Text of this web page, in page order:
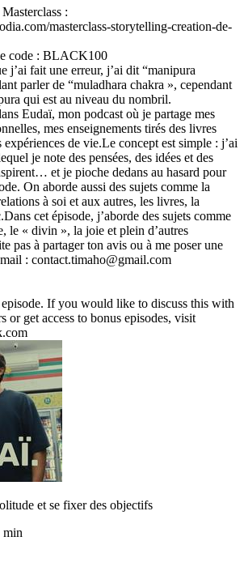
:
masterclass-storytelling-creation-de-
code : BLACK100
j’ai fait une erreur, j’ai dit “manipura
parler de “muladhara chakra », cependant
qui est au niveau du nombril.
Eudaï, mon podcast où je partage mes
mes enseignements tirés des livres
expériences de vie.Le concept est simple : j’ai
je note des pensées, des idées et des
et je pioche dedans au hasard pour
On aborde aussi des sujets comme la
à soi et aux autres, les livres, la
cet épisode, j’aborde des sujets comme
le « divin », la joie et plein d’autres
pas à partager ton avis ou à me poser une
: contact.timaho@gmail.com
If you would like to discuss this with
or get access to bonus episodes, visit
et se fixer des objectifs
min